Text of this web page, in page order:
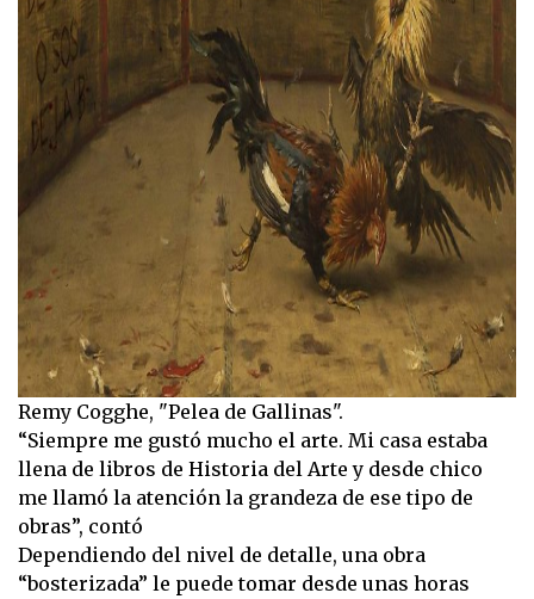
Remy Cogghe, "Pelea de Gallinas".
“Siempre me gustó mucho el arte. Mi casa estaba
llena de libros de Historia del Arte y desde chico
me llamó la atención la grandeza de ese tipo de
obras”, contó
Dependiendo del nivel de detalle, una obra
“bosterizada” le puede tomar desde unas horas